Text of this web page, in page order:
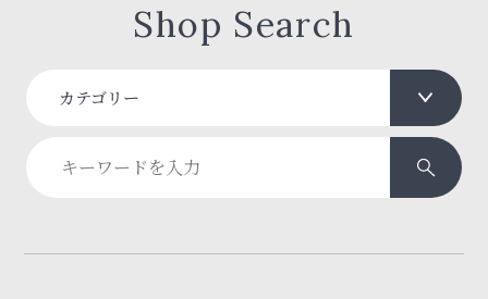
Shop Search
カテゴリー